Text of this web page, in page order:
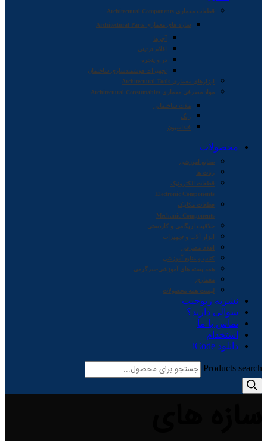
قطعات معماری Architectural Components
سازه های معماری Architectural Parts
آجرها
اقلام تزئینی
در و پنجره
تجهیزات هوشمندسازی ساختمان
ابزارهای معماری Architectural Tools
مواد مصرفی معماری Architectural Consumables
ملات ساختمانی
رنگ
فنداسیون
محصولات
صنایع آموزشی
ربات ها
قطعات الکترونیک
Electronic Components
قطعات مکانیک
Mechanic Components
خلاقیت اریگامی و کاردستی
ابزار آلات و تجهیزات
اقلام مصرفی
کتاب و منابع آموزشی
همه بسته های آموزشی-سرگرمی
معماری
لیست همه محصولات
نشریه ربوچیپ
سوالی دارید؟
تماس با ما
استخدام
دانلود iCode
Products search